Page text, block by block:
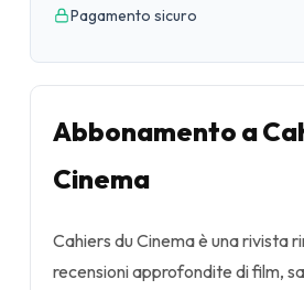
Pagamento sicuro
Abbonamento a
Cinema
Cahiers du Cinema è una rivista
recensioni approfondite di film,